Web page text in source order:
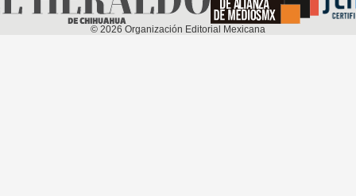
© 2026 Organización Editorial Mexicana